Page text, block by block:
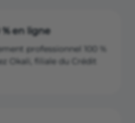
en ligne
professionnel 100 %
Okali, filiale du Crédit